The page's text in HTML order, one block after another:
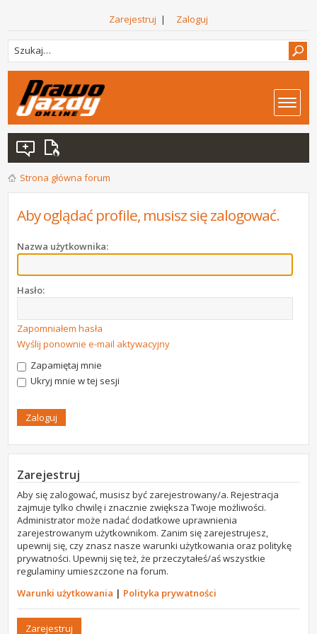
Zarejestruj | Zaloguj
Strona główna forum
Aby oglądać profile, musisz się zalogować.
Nazwa użytkownika:
Hasło:
Zapomniałem hasła
Wyślij ponownie e-mail aktywacyjny
Zapamiętaj mnie
Ukryj mnie w tej sesji
Zarejestruj
Aby się zalogować, musisz być zarejestrowany/a. Rejestracja
zajmuje tylko chwilę i znacznie zwiększa Twoje możliwości.
Administrator może nadać dodatkowe uprawnienia
zarejestrowanym użytkownikom. Zanim się zarejestrujesz,
upewnij się, czy znasz nasze warunki użytkowania oraz politykę
prywatności. Upewnij się też, że przeczytałeś/aś wszystkie
regulaminy umieszczone na forum.
Warunki użytkowania | Polityka prywatności
Zarejestruj